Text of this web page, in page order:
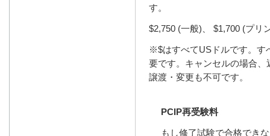
す。
$2,750 (一般)、 $1,700 (プリ
※$はすべてUSドルです。す
要です。キャンセルの場合
譲渡・変更も不可です。
PCIP再受験料
もし修了試験で合格でき